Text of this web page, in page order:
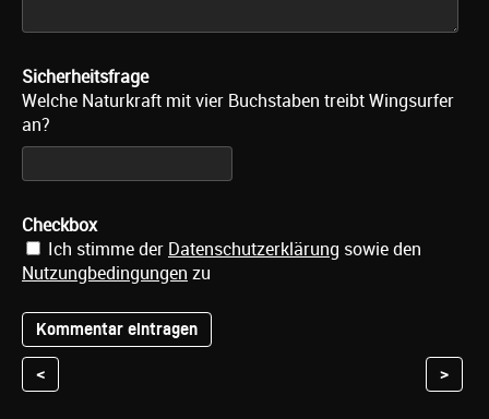
Sicherheitsfrage
Welche Naturkraft mit vier Buchstaben treibt Wingsurfer
an?
Checkbox
Ich stimme der Datenschutzerklärung sowie den
Nutzungbedingungen zu
< >